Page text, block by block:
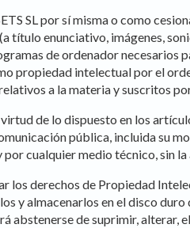
SL por sí misma o como
título enunciativo, imágenes,
de ordenador necesarios
propiedad intelectual por el
a la materia y suscritos
de lo dispuesto en los
pública, incluida su
cualquier medio técnico, sin la
los derechos de Propiedad
y almacenarlos en el disco
abstenerse de suprimir,